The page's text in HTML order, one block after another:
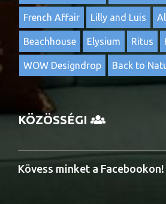
French Affair Lilly and Luis
Beachhouse Elysium Ritus
WOW Designdrop Back to
KÖZÖSSÉGI
Kövess minket a Facebookon!